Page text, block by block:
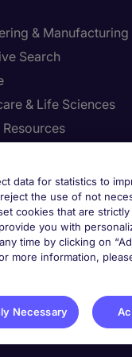
& Manufacturing
Search
& Life Sciences
Resources
your Preferences
data for statistics to
the use of not
cookies that are
you with
time by clicking on
more information,
Necessary